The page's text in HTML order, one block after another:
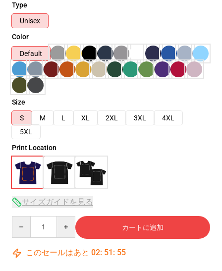
Type
Unisex
Color
Default
Size
S
M L XL 2XL 3XL
4XL
5XL
Print Location
サイズガイドを見る
カートに追加
このセールはあと 02: 51 : 54